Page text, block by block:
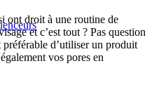
ont droit à une routine de
et c’est tout ? Pas question
d’utiliser un produit
vos pores en